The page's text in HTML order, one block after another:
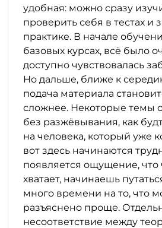
удобная: можно сразу
проверить себя в тестах и
практике. В начале
базовых курсах, всё было
доступно чувствовалась
Но дальше, ближе к
подача материала
сложнее. Некоторые темы
без разжёвывания, как
на человека, который уже
вот здесь начинаются
появляется ощущение, что
хватает, начинаешь
много времени на то, что
разъяснено проще.
несоответствие между